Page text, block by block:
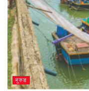
मुरुड